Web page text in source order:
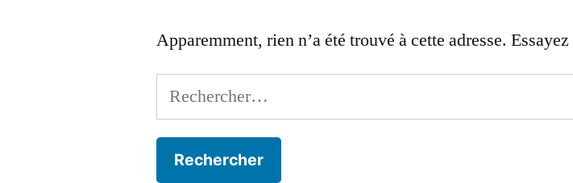
Apparemment, rien n’a été trouvé à cette adresse.
Rechercher :